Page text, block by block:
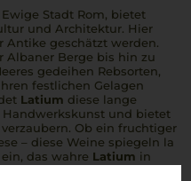
Stadt Rom, bietet
und Architektur. Hier
Antike geschätzt werden.
Albaner Berge bis hin zu
gedeihen Rebsorten,
festlichen Gelagen
Latium diese lange
und bietet
Ob ein fruchtiger
– diese Weine spiegeln la
das wahre Latium in